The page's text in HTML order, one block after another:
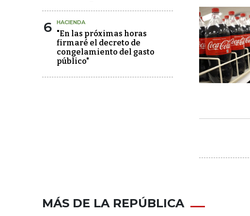
6 HACIENDA
"En las próximas horas
firmaré el decreto de
congelamiento del gasto
público"
MÁS DE LA REPÚBLICA